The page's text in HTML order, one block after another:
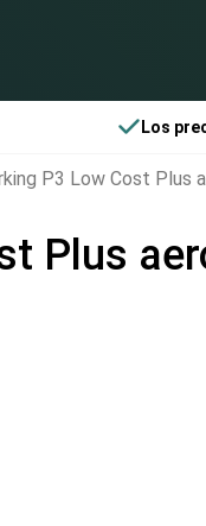
Los
P3 Low Cost Plus
Plus